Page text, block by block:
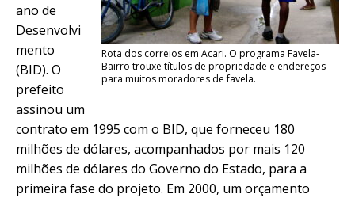
Rota dos correios em Acari. O programa Favela-
Bairro trouxe títulos de propriedade e endereços
para muitos moradores de favela.
ano de
Desenvolvi
mento
(BID). O
prefeito
assinou um
contrato em 1995 com o BID, que forneceu 180
milhões de dólares, acompanhados por mais 120
milhões de dólares do Governo do Estado, para a
primeira fase do projeto. Em 2000, um orçamento